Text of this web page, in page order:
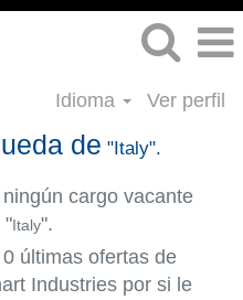
Idioma Ver perfil
de "Italy".
cargo vacante
"Italy".
últimas ofertas de
Industries por si le